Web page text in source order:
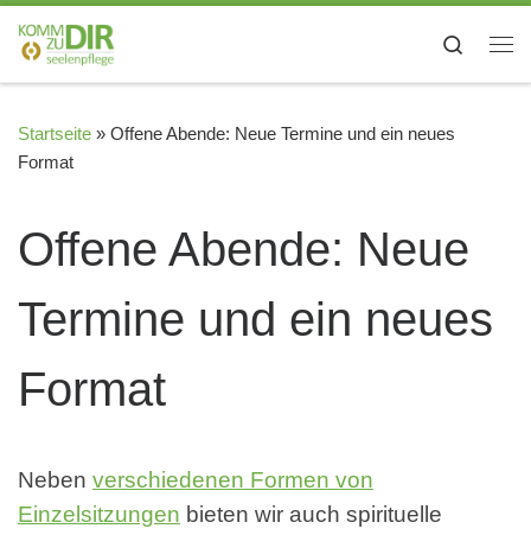
Zum Inhalt springen
Search
Startseite » Offene Abende: Neue Termine und ein neues
Format
Offene Abende: Neue
Termine und ein neues
Format
Neben verschiedenen Formen von
Einzelsitzungen bieten wir auch spirituelle